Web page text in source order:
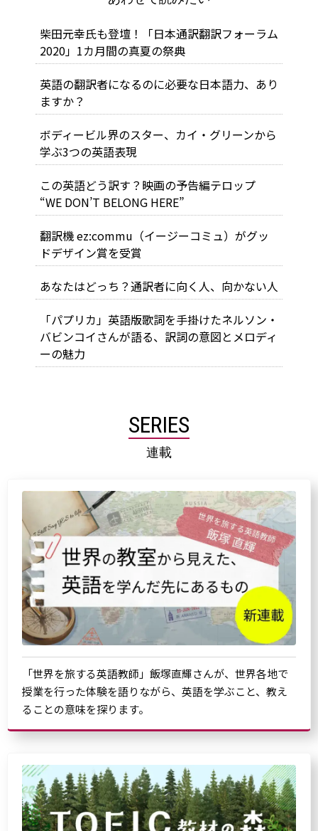
柴田元幸氏も登壇！「日本通訳翻訳フォーラム
2020」1カ月間の真夏の祭典
英語の翻訳者になるのに必要な日本語力、あり
ますか？
ボディービル界のスター、カイ・グリーンから
学ぶ3つの英語表現
この英語どう訳す？映画の予告編テロップ
“WE DON’T BELONG HERE”
翻訳機 ez:commu（イージーコミュ）がグッ
ドデザイン賞を受賞
あなたはどっち？通訳者に向く人、向かない人
「パプリカ」英語版歌詞を手掛けたネルソン・
バビンコイさんが語る、訳詞の意図とメロディ
ーの魅力
SERIES
連載
「世界を旅する英語教師」飯塚直輝さんが、世界各地で
授業を行った体験を語りながら、英語を学ぶこと、教え
ることの意味を探ります。